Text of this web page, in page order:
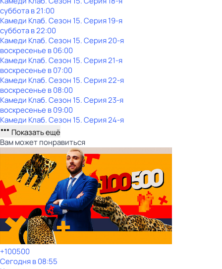
субботав21:00
Камеди Клаб. Сезон 15. Серия 19-я
субботав22:00
Камеди Клаб. Сезон 15. Серия 20-я
воскресенье в06:00
Камеди Клаб. Сезон 15. Серия 21-я
воскресенье в07:00
Камеди Клаб. Сезон 15. Серия 22-я
воскресенье в08:00
Камеди Клаб. Сезон 15. Серия 23-я
воскресенье в09:00
Камеди Клаб. Сезон 15. Серия 24-я
Показать ещё
Вам может понравиться
+100500
Сегодня в 08:55